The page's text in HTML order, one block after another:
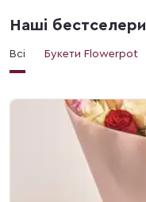
Наші бестселери
Всі Букети Flowerpot